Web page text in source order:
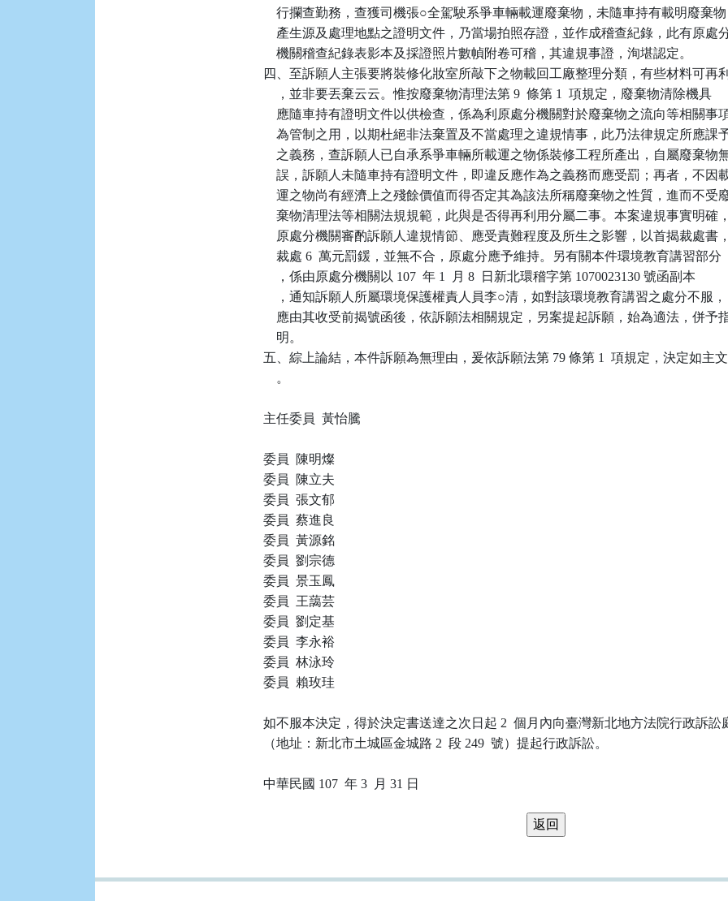
    行攔查勤務，查獲司機張○全駕駛系爭車輛載運廢棄物，未隨車持有載明廢棄物
產生源及處理地點之證明文件，乃當場拍照存證，並作成稽查紀錄，此有原處
    機關稽查紀錄表影本及採證照片數幀附卷可稽，其違規事證，洵堪認定。
四、至訴願人主張要將裝修化妝室所敲下之物載回工廠整理分類，有些材料可再
    ，並非要丟棄云云。惟按廢棄物清理法第 9  條第 1  項規定，廢棄物清除機具
應隨車持有證明文件以供檢查，係為利原處分機關對於廢棄物之流向等相關事
為管制之用，以期杜絕非法棄置及不當處理之違規情事，此乃法律規定所應課
之義務，查訴願人已自承系爭車輛所載運之物係裝修工程所產出，自屬廢棄物
誤，訴願人未隨車持有證明文件，即違反應作為之義務而應受罰；再者，不因
運之物尚有經濟上之殘餘價值而得否定其為該法所稱廢棄物之性質，進而不受
    棄物清理法等相關法規規範，此與是否得再利用分屬二事。本案違規事實明確，
    原處分機關審酌訴願人違規情節、應受責難程度及所生之影響，以首揭裁處書，
    裁處 6  萬元罰鍰，並無不合，原處分應予維持。另有關本件環境教育講習部分
    ，係由原處分機關以 107  年 1  月 8  日新北環稽字第 1070023130 號函副本
    ，通知訴願人所屬環境保護權責人員李○清，如對該環境教育講習之處分不服，
應由其收受前揭號函後，依訴願法相關規定，另案提起訴願，始為適法，併予
    明。
五、綜上論結，本件訴願為無理由，爰依訴願法第 79 條第 1  項規定，決定如主文
    。
主任委員  黃怡騰
委員  陳明燦
委員  陳立夫
委員  張文郁
委員  蔡進良
委員  黃源銘
委員  劉宗德
委員  景玉鳳
委員  王藹芸
委員  劉定基
委員  李永裕
委員  林泳玲
委員  賴玫珪
如不服本決定，得於決定書送達之次日起 2  個月內向臺灣新北地方法院行政訴訟
（地址：新北市土城區金城路 2  段 249  號）提起行政訴訟。